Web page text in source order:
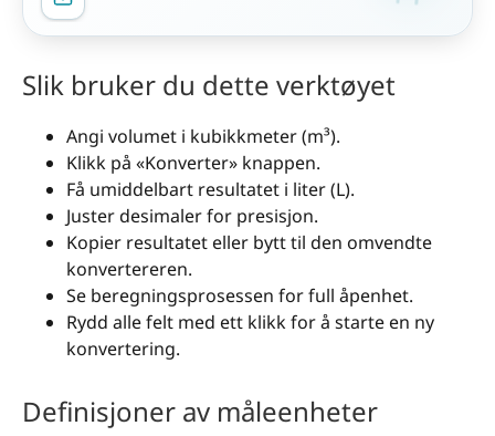
Slik bruker du dette verktøyet
Angi volumet i kubikkmeter (m³).
Klikk på «Konverter» knappen.
Få umiddelbart resultatet i liter (L).
Juster desimaler for presisjon.
Kopier resultatet eller bytt til den omvendte
konvertereren.
Se beregningsprosessen for full åpenhet.
Rydd alle felt med ett klikk for å starte en ny
konvertering.
Definisjoner av måleenheter